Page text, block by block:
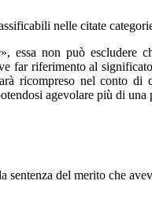
nelle citate
», essa non può escludere
far riferimento al
ricompreso nel conto di
agevolare più di una
sentenza del merito che